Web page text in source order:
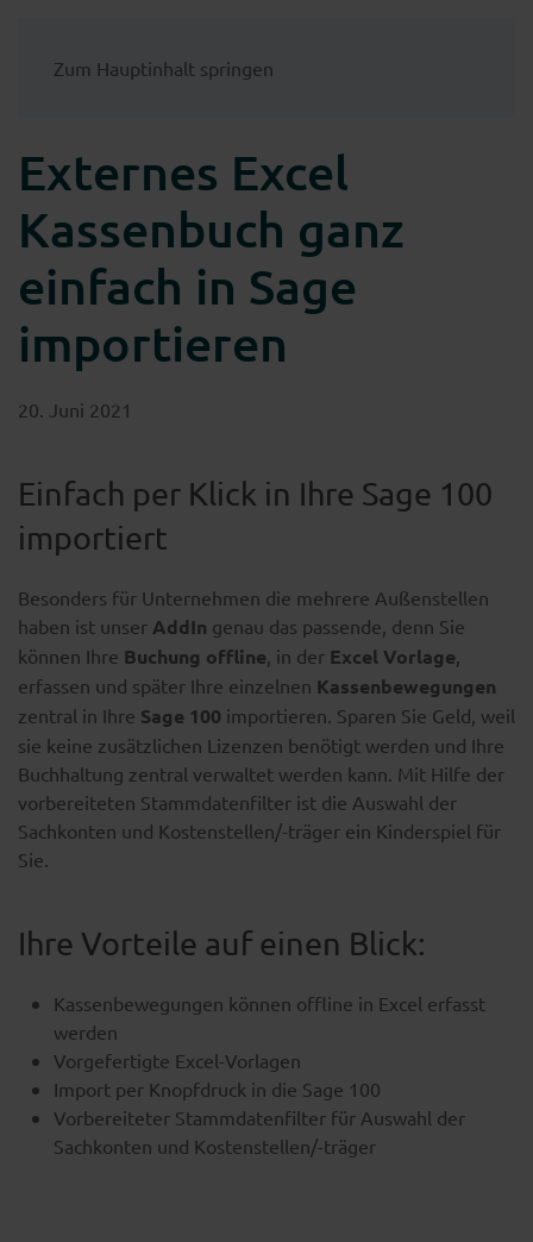
Zum Hauptinhalt springen
Externes Excel
Kassenbuch ganz
einfach in Sage
importieren
20. Juni 2021
Einfach per Klick in Ihre Sage 100
importiert
Besonders für Unternehmen die mehrere Außenstellen
haben ist unser AddIn genau das passende, denn Sie
können Ihre Buchung offline, in der Excel Vorlage,
erfassen und später Ihre einzelnen Kassenbewegungen
zentral in Ihre Sage 100 importieren. Sparen Sie Geld, weil
sie keine zusätzlichen Lizenzen benötigt werden und Ihre
Buchhaltung zentral verwaltet werden kann. Mit Hilfe der
vorbereiteten Stammdatenfilter ist die Auswahl der
Sachkonten und Kostenstellen/-träger ein Kinderspiel für
Sie.
Ihre Vorteile auf einen Blick:
Kassenbewegungen können offline in Excel erfasst
werden
Vorgefertigte Excel-Vorlagen
Import per Knopfdruck in die Sage 100
Vorbereiteter Stammdatenfilter für Auswahl der
Sachkonten und Kostenstellen/-träger